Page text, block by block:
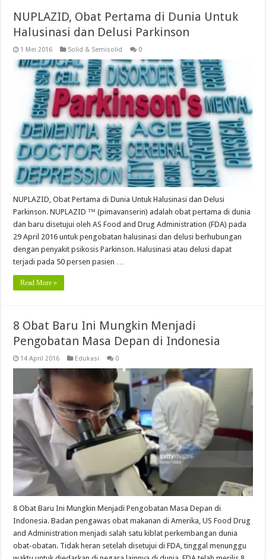
NUPLAZID, Obat Pertama di Dunia Untuk
Halusinasi dan Delusi Parkinson
1 Mei 2016 Solid & Semisolid 0
NUPLAZID, Obat Pertama di Dunia Untuk Halusinasi dan Delusi
Parkinson. NUPLAZID ™ (pimavanserin) adalah obat pertama di dunia
dan baru disetujui oleh AS Food and Drug Administration (FDA) pada
29 April 2016 untuk pengobatan halusinasi dan delusi berhubungan
dengan penyakit psikosis Parkinson. Halusinasi atau delusi dapat
terjadi pada 50 persen pasien …
Read More »
8 Obat Baru Ini Mungkin Menjadi
Pengobatan Masa Depan di Indonesia
14 April 2016 Edukasi 0
8 Obat Baru Ini Mungkin Menjadi Pengobatan Masa Depan di
Indonesia. Badan pengawas obat makanan di Amerika, US Food Drug
and Administration menjadi salah satu kiblat perkembangan dunia
obat-obatan. Tidak heran setelah disetujui di FDA, tinggal menunggu